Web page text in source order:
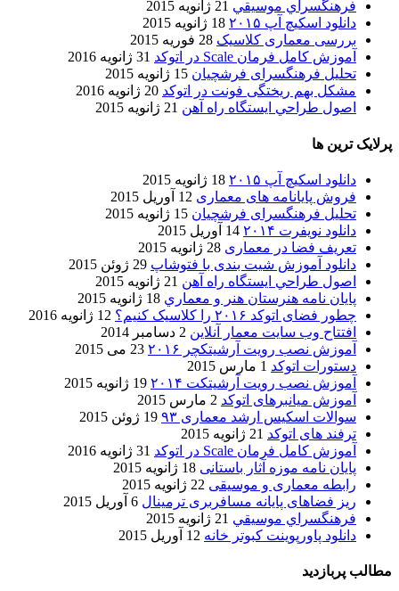
فرهنگسراي موسيقي 21 ژانویه 2015
دانلود اسکیچ آپ ۲۰۱۵
18 ژانویه 2015
بررسی معماری کلاسیک 28 فوریه 2015
آموزش کامل فرمان Scale در اتوکد
31 ژانویه 2016
تحلیل فرهنگسرای فرشچیان 15 ژانویه 2015
مشکل بهم ریختگی فونت در اتوکد 20 ژانویه 2016
اصول طراحي ایستگاه راه آهن 21 ژانویه 2015
پرلایک ترین ها
دانلود اسکیچ آپ ۲۰۱۵
18 ژانویه 2015
فروش پایانامه های معماری 12 آوریل 2015
تحلیل فرهنگسرای فرشچیان 15 ژانویه 2015
دانلود نویفرت ۲۰۱۴
14 آوریل 2015
تعریف فضا در معماری 28 ژانویه 2015
دانلود آموزش شیت بندی با فتوشاپ 29 ژوئن 2015
اصول طراحي ایستگاه راه آهن 21 ژانویه 2015
پایان نامه هنرستان هنر و معماري 18 ژانویه 2015
چطور فضای اتوکد ۲۰۱۶ را کلاسیک کنیم؟
12 ژانویه 2016
افتتاح وب سایت معمار آنلاین 2 دسامبر 2014
آموزش نصب رویت آرشیتکچر ۲۰۱۶
23 می 2015
دستورات اتوکد 1 مارس 2015
آموزش نصب رویت آرشیتکت ۲۰۱۴
19 ژانویه 2015
آموزش میانبرهای اتوکد 2 مارس 2015
سوالات اسکیس ارشد معماری ۹۳
19 ژوئن 2015
ترفند های اتوکد 21 ژانویه 2015
آموزش کامل فرمان Scale در اتوکد
31 ژانویه 2016
پایان نامه موزه آثار باستانی 18 ژانویه 2015
رابطه معماری و موسیقی 22 ژانویه 2015
ریز فضاهای پایانه مسافربری ترمینال 6 آوریل 2015
فرهنگسراي موسيقي 21 ژانویه 2015
دانلود پاورپوینت کبوتر خانه 12 آوریل 2015
مطالب پربازدید